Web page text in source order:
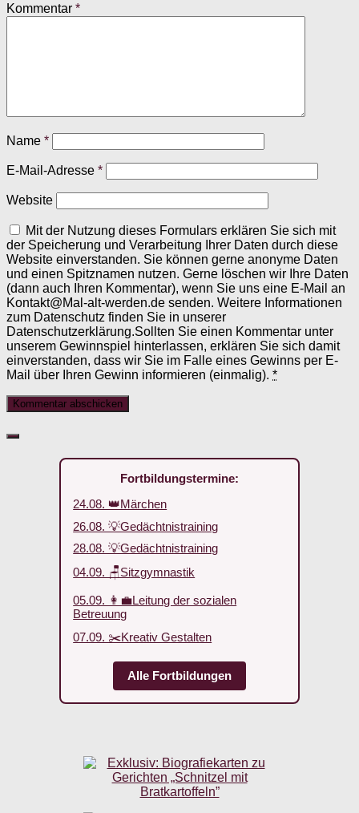
Kommentar *
Name *
E-Mail-Adresse *
Website
Mit der Nutzung dieses Formulars erklären Sie sich mit
der Speicherung und Verarbeitung Ihrer Daten durch diese
Website einverstanden. Sie können gerne anonyme Daten
und einen Spitznamen nutzen. Gerne löschen wir Ihre Daten
(dann auch Ihren Kommentar), wenn Sie uns eine E-Mail an
Kontakt@Mal-alt-werden.de senden. Weitere Informationen
zum Datenschutz finden Sie in unserer
Datenschutzerklärung.Sollten Sie einen Kommentar unter
unserem Gewinnspiel hinterlassen, erklären Sie sich damit
einverstanden, dass wir Sie im Falle eines Gewinns per E-
Mail über Ihren Gewinn informieren (einmalig). *
Fortbildungstermine:
24.08. 👑Märchen
26.08. 💡Gedächtnistraining
28.08. 💡Gedächtnistraining
04.09. 🪑Sitzgymnastik
05.09. 👩‍💼Leitung der sozialen
Betreuung
07.09. ✂️Kreativ Gestalten
Alle Fortbildungen